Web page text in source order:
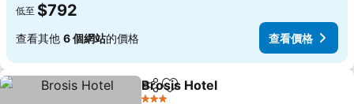
低至 $792
查看其他 6 個網站的價格 查看價格
分享 加入我的最愛
Brosis Hotel